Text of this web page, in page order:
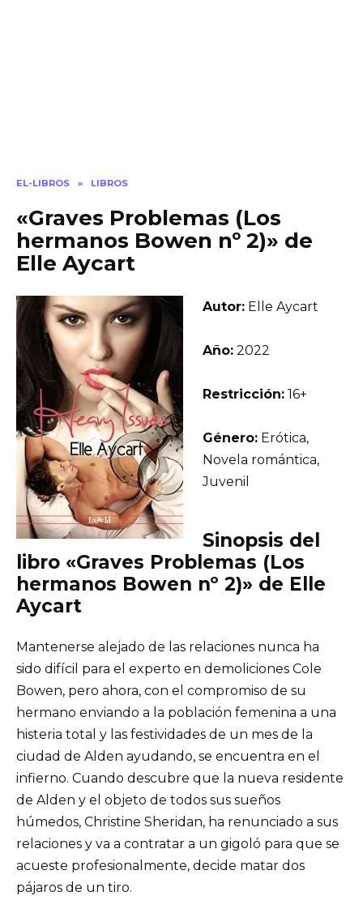
EL-LIBROS » LIBROS
«Graves Problemas (Los
hermanos Bowen nº 2)» de
Elle Aycart
Autor: Elle Aycart
Año: 2022
Restricción: 16+
Género: Erótica,
Novela romántica,
Juvenil
Sinopsis del
libro «Graves Problemas (Los
hermanos Bowen nº 2)» de Elle
Aycart
Mantenerse alejado de las relaciones nunca ha
sido difícil para el experto en demoliciones Cole
Bowen, pero ahora, con el compromiso de su
hermano enviando a la población femenina a una
histeria total y las festividades de un mes de la
ciudad de Alden ayudando, se encuentra en el
infierno. Cuando descubre que la nueva residente
de Alden y el objeto de todos sus sueños
húmedos, Christine Sheridan, ha renunciado a sus
relaciones y va a contratar a un gigoló para que se
acueste profesionalmente, decide matar dos
pájaros de un tiro.